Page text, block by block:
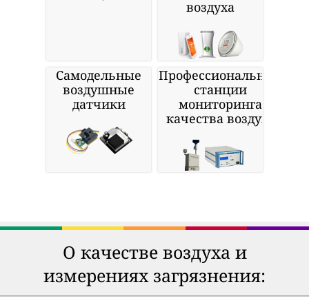
воздуха
Самодельные
воздушные
датчики
Профессиональные
станции
мониторинга
качества воздуха
О качестве воздуха и
измерениях загрязнения: